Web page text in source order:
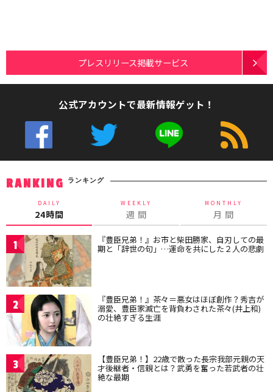
プレスリリース掲載サービス
公式アカウントで最新情報ゲット！
RANKING ランキング
DAILY
24時間
WEEKLY
週 間
MONTHLY
月 間
1 『豊臣兄弟！』お市と柴田勝家、自刃しての最
期と「辞世の句」…運命を共にした２人の悲劇
2 『豊臣兄弟！』茶々＝悪女はほぼ創作？秀吉が
溺愛、豊臣家滅亡を背負わされた茶々(井上和)
の壮絶すぎる生涯
3 【豊臣兄弟！】22歳で散った長宗我部元親の天
才後継者・信親とは？武勇を奮った若武者の壮
絶な最期